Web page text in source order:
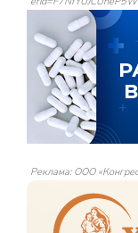
Реклама: ООО